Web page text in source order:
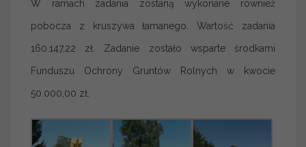
W ramach zadania zostaną wykonane również
pobocza z kruszywa łamanego. Wartość zadania
160.147,22 zł. Zadanie zostało wsparte środkami
Funduszu Ochrony Gruntów Rolnych w kwocie
50.000,00 zł.